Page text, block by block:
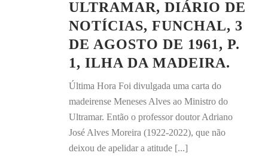
ULTRAMAR, DIÁRIO DE
NOTÍCIAS, FUNCHAL, 3
DE AGOSTO DE 1961, P.
1, ILHA DA MADEIRA.
Última Hora Foi divulgada uma carta do
madeirense Meneses Alves ao Ministro do
Ultramar. Então o professor doutor Adriano
José Alves Moreira (1922-2022), que não
deixou de apelidar a atitude [...]